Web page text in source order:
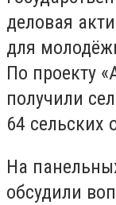
деловая
для
По проекту
получили
64 сельских
На
обсудили